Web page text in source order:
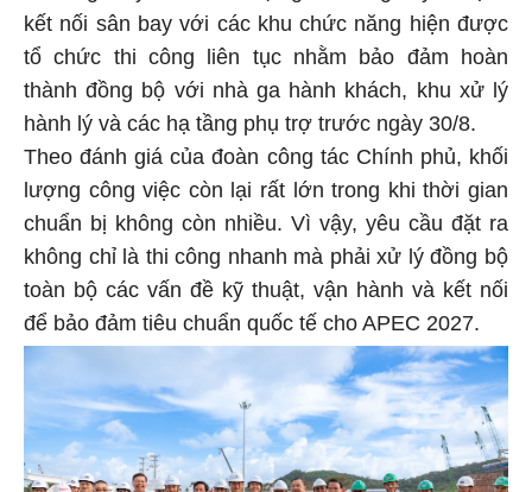
kết nối sân bay với các khu chức năng hiện được
tổ chức thi công liên tục nhằm bảo đảm hoàn
thành đồng bộ với nhà ga hành khách, khu xử lý
hành lý và các hạ tầng phụ trợ trước ngày 30/8.
Theo đánh giá của đoàn công tác Chính phủ, khối
lượng công việc còn lại rất lớn trong khi thời gian
chuẩn bị không còn nhiều. Vì vậy, yêu cầu đặt ra
không chỉ là thi công nhanh mà phải xử lý đồng bộ
toàn bộ các vấn đề kỹ thuật, vận hành và kết nối
để bảo đảm tiêu chuẩn quốc tế cho APEC 2027.